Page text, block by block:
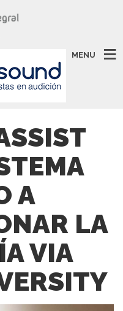
MENU
A
LA
VIA